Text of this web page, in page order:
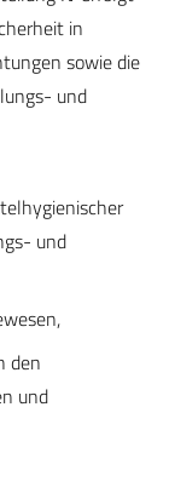
in
sowie die
und
und
den
und